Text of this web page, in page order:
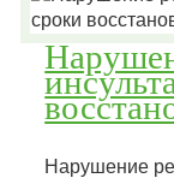
Нарушение